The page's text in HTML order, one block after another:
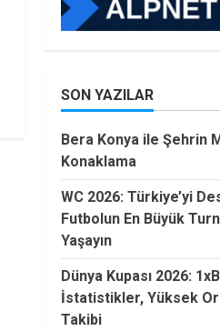
SON YAZILAR
Bera Konya ile Şehrin
Konaklama
WC 2026: Türkiye’yi
Futbolun En Büyük
Yaşayın
Dünya Kupası 2026:
İstatistikler, Yüksek
Takibi